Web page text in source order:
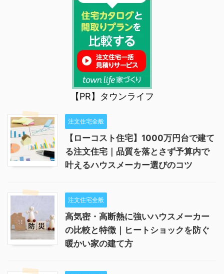
【PR】タウンライフ
注文住宅全般
【ローコスト住宅】1000万円台で建て
る注文住宅｜品質を落とさず予算内で
叶えるハウスメーカー選びのコツ
注文住宅全般
高気密・高断熱に強いハウスメーカー
の比較と特徴｜ヒートショックを防ぐ
暖かい家の建て方